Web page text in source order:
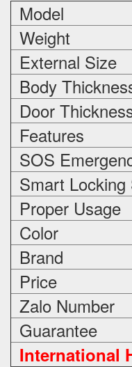
Model
Weight
External Size
Body
Door
Features
SOS
Smart Locking
Proper Usage
Color
Brand
Price
Zalo Number
Guarantee
International